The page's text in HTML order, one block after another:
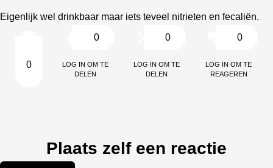
Eigenlijk wel drinkbaar maar iets teveel nitrieten en fecaliën.
0
0
Log in om te
delen
0
Log in om te
delen
0
Log in om te
reageren
Plaats zelf een reactie